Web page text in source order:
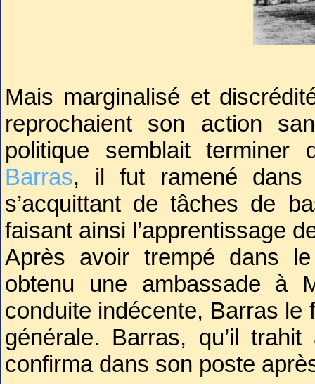
Auteur de manigances,
détournements,
de Robespierre.
Mais marginalisé et
reprochaient son action
politique semblait
Barras, il fut ramené dans
s’acquittant de tâches de
faisant ainsi l’apprentissage
Après avoir trempé dans
obtenu une ambassade à
conduite indécente, Barras le
générale. Barras, qu’il
confirma dans son poste